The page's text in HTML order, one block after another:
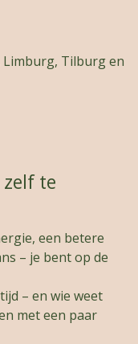
Limburg, Tilburg en
te
een betere
– je bent op de
– en wie weet
met een paar